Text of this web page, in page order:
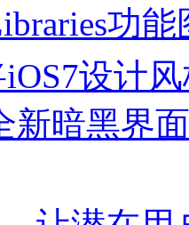
功
设计
新暗黑界